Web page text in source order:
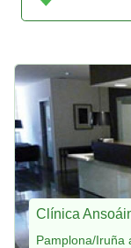
Clínica
Pamplona/Iruña